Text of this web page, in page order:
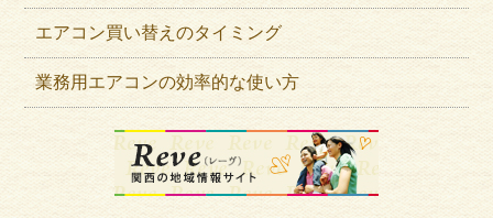
エアコン買い替えのタイミング
業務用エアコンの効率的な使い方